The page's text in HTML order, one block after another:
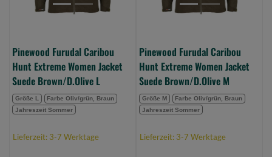
Suede
Brown/D.Olive
(Bild
0)
Pinewood Furudal Caribou
Hunt Extreme Women Jacket
Suede Brown/D.Olive L
Größe L
Farbe Oliv/grün, Braun
Jahreszeit Sommer
Lieferzeit: 3-7 Werktage
Suede
Brown/D.Olive
(Bild
0)
Pinewood Furudal Caribou
Hunt Extreme Women Jacket
Suede Brown/D.Olive M
Größe M
Farbe Oliv/grün, Braun
Jahreszeit Sommer
Lieferzeit: 3-7 Werktage